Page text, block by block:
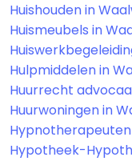
Huishouden in
Huismeubels in
Hulpmiddelen in
Huurrecht
Huurwoningen in
Hypotheek-